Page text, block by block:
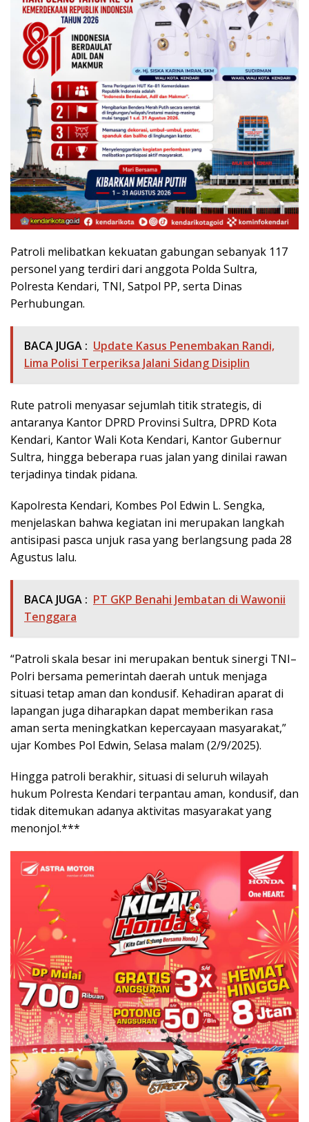
Patroli melibatkan kekuatan gabungan sebanyak 117
personel yang terdiri dari anggota Polda Sultra,
Polresta Kendari, TNI, Satpol PP, serta Dinas
Perhubungan.
BACA JUGA : Update Kasus Penembakan Randi,
Lima Polisi Terperiksa Jalani Sidang Disiplin
Rute patroli menyasar sejumlah titik strategis, di
antaranya Kantor DPRD Provinsi Sultra, DPRD Kota
Kendari, Kantor Wali Kota Kendari, Kantor Gubernur
Sultra, hingga beberapa ruas jalan yang dinilai rawan
terjadinya tindak pidana.
Kapolresta Kendari, Kombes Pol Edwin L. Sengka,
menjelaskan bahwa kegiatan ini merupakan langkah
antisipasi pasca unjuk rasa yang berlangsung pada 28
Agustus lalu.
BACA JUGA : PT GKP Benahi Jembatan di Wawonii
Tenggara
“Patroli skala besar ini merupakan bentuk sinergi TNI–
Polri bersama pemerintah daerah untuk menjaga
situasi tetap aman dan kondusif. Kehadiran aparat di
lapangan juga diharapkan dapat memberikan rasa
aman serta meningkatkan kepercayaan masyarakat,”
ujar Kombes Pol Edwin, Selasa malam (2/9/2025).
Hingga patroli berakhir, situasi di seluruh wilayah
hukum Polresta Kendari terpantau aman, kondusif, dan
tidak ditemukan adanya aktivitas masyarakat yang
menonjol.***